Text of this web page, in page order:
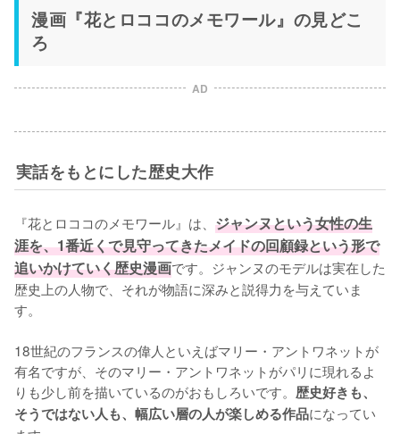
漫画『花とロココのメモワール』の見どこ
ろ
AD
実話をもとにした歴史大作
『花とロココのメモワール』は、 ジャンヌという女性の生
涯を、1番近くで見守ってきたメイドの回顧録という形で
追いかけていく歴史漫画です。ジャンヌのモデルは実在した
歴史上の人物で、それが物語に深みと説得力を与えていま
す。
18世紀のフランスの偉人といえばマリー・アントワネットが
有名ですが、そのマリー・アントワネットがパリに現れるよ
りも少し前を描いているのがおもしろいです。 歴史好きも、
そうではない人も、幅広い層の人が楽しめる作品になってい